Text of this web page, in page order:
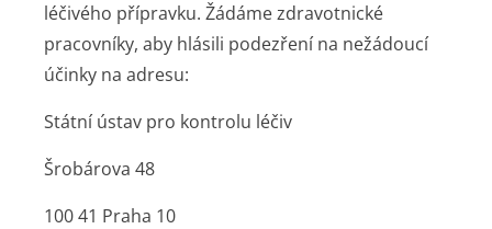
léčivého přípravku. Žádáme zdravotnické
pracovníky, aby hlásili podezření na nežádoucí
účinky na adresu:
Státní ústav pro kontrolu léčiv
Šrobárova 48
100 41 Praha 10